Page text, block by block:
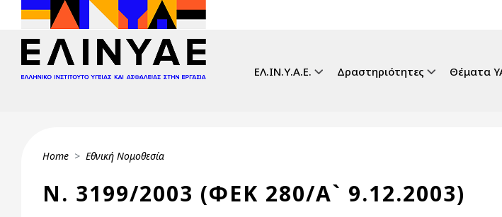
Skip to main content
ΕΛ.ΙΝ.Υ.Α.Ε. Δραστηριότητες Θέματα
Breadcrumb
Home Εθνική Νομοθεσία
Ν. 3199/2003 (ΦΕΚ 280/Α` 9.12.2003)